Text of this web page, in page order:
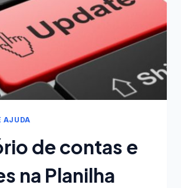
AJUDA
de contas e
na Planilha